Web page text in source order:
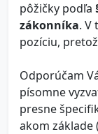
pôžičky podľa
zákonníka. V
pozíciu,
Odporúčam
písomne
presne
akom základe